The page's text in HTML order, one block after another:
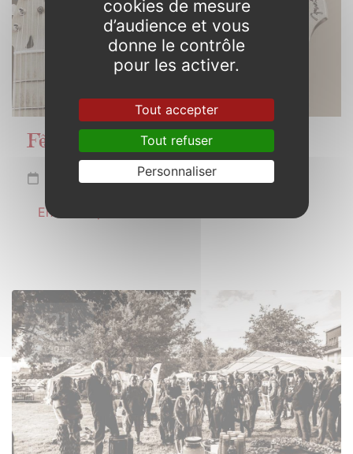
Fête de la musique
Samedi 21 juin 2025
En savoir plus
21
JUIN
2025
cookies de mesure
d’audience et vous
donne le contrôle
pour les activer.
Tout accepter
Tout refuser
Personnaliser